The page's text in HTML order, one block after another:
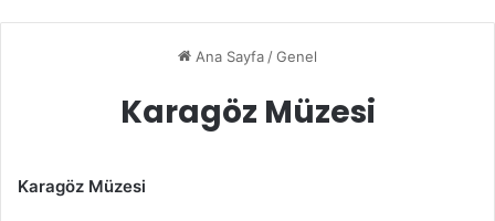
Ana Sayfa/Genel
Karagöz Müzesi
Karagöz Müzesi